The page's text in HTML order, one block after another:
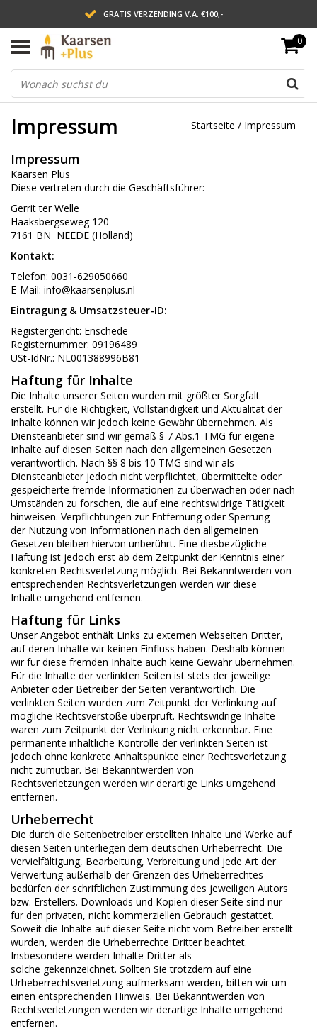
GRATIS VERZENDING V.A. €100,-
LEVERING BINNEN 2 WERKDAGEN
ACHTERAF BETALEN VIA AFTERPAY
0
Impressum Startseite / Impressum
Impressum
Kaarsen Plus
Diese vertreten durch die Geschäftsführer:
Gerrit ter Welle
Haaksbergseweg 120
7161 BN NEEDE (Holland)
Kontakt:
Telefon: 0031-629050660
E-Mail: info@kaarsenplus.nl
Eintragung & Umsatzsteuer-ID:
Registergericht: Enschede
Registernummer: 09196489
USt-IdNr.: NL001388996B81
Haftung für Inhalte
Die Inhalte unserer Seiten wurden mit größter Sorgfalt
erstellt. Für die Richtigkeit, Vollständigkeit und Aktualität der
Inhalte können wir jedoch keine Gewähr übernehmen. Als
Diensteanbieter sind wir gemäß § 7 Abs.1 TMG für eigene
Inhalte auf diesen Seiten nach den allgemeinen Gesetzen
verantwortlich. Nach §§ 8 bis 10 TMG sind wir als
Diensteanbieter jedoch nicht verpflichtet, übermittelte oder
gespeicherte fremde Informationen zu überwachen oder nach
Umständen zu forschen, die auf eine rechtswidrige Tätigkeit
hinweisen. Verpflichtungen zur Entfernung oder Sperrung
der Nutzung von Informationen nach den allgemeinen
Gesetzen bleiben hiervon unberührt. Eine diesbezügliche
Haftung ist jedoch erst ab dem Zeitpunkt der Kenntnis einer
konkreten Rechtsverletzung möglich. Bei Bekanntwerden von
entsprechenden Rechtsverletzungen werden wir diese
Inhalte umgehend entfernen.
Haftung für Links
Unser Angebot enthält Links zu externen Webseiten Dritter,
auf deren Inhalte wir keinen Einfluss haben. Deshalb können
wir für diese fremden Inhalte auch keine Gewähr übernehmen.
Für die Inhalte der verlinkten Seiten ist stets der jeweilige
Anbieter oder Betreiber der Seiten verantwortlich. Die
verlinkten Seiten wurden zum Zeitpunkt der Verlinkung auf
mögliche Rechtsverstöße überprüft. Rechtswidrige Inhalte
waren zum Zeitpunkt der Verlinkung nicht erkennbar. Eine
permanente inhaltliche Kontrolle der verlinkten Seiten ist
jedoch ohne konkrete Anhaltspunkte einer Rechtsverletzung
nicht zumutbar. Bei Bekanntwerden von
Rechtsverletzungen werden wir derartige Links umgehend
entfernen.
Urheberrecht
Die durch die Seitenbetreiber erstellten Inhalte und Werke auf
diesen Seiten unterliegen dem deutschen Urheberrecht. Die
Vervielfältigung, Bearbeitung, Verbreitung und jede Art der
Verwertung außerhalb der Grenzen des Urheberrechtes
bedürfen der schriftlichen Zustimmung des jeweiligen Autors
bzw. Erstellers. Downloads und Kopien dieser Seite sind nur
für den privaten, nicht kommerziellen Gebrauch gestattet.
Soweit die Inhalte auf dieser Seite nicht vom Betreiber erstellt
wurden, werden die Urheberrechte Dritter beachtet.
Insbesondere werden Inhalte Dritter als
solche gekennzeichnet. Sollten Sie trotzdem auf eine
Urheberrechtsverletzung aufmerksam werden, bitten wir um
einen entsprechenden Hinweis. Bei Bekanntwerden von
Rechtsverletzungen werden wir derartige Inhalte umgehend
entfernen.